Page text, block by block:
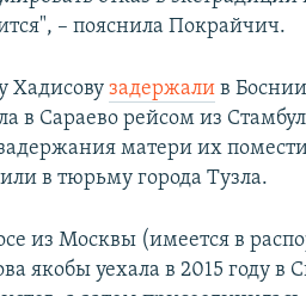
– пояснила Покрайчич.
Хадисовузадержали в
в Сараево рейсом из
матери их
в тюрьму города Тузла.
из Москвы (имеется в
якобы уехала в 2015 году в